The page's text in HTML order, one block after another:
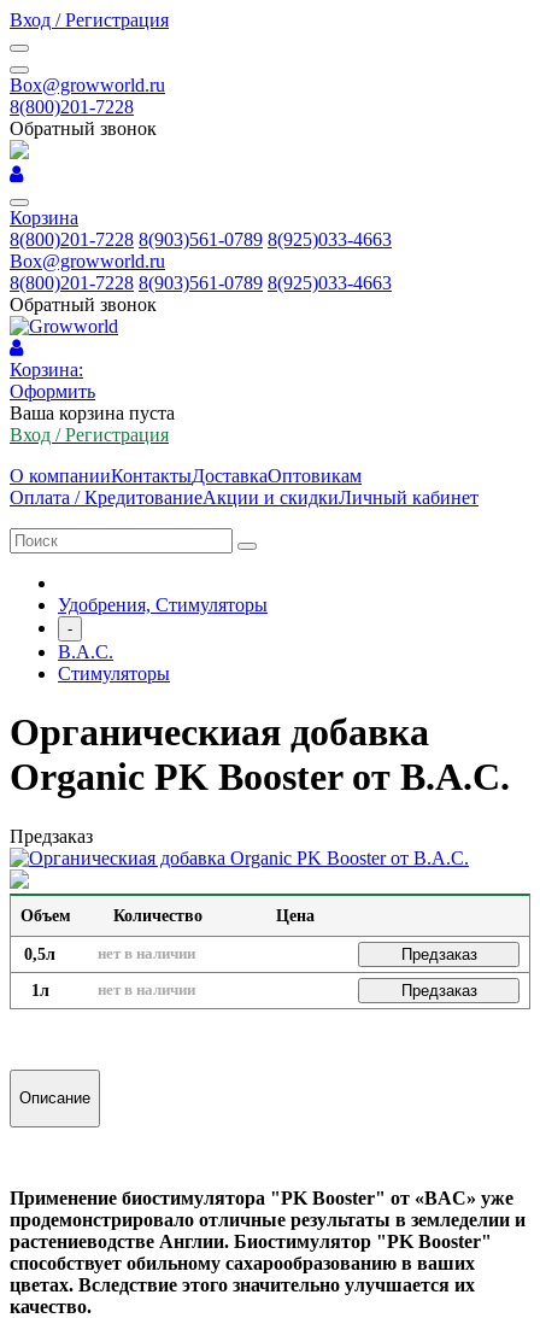
Вход / Регистрация
Box@growworld.ru
8(800)201-7228
Обратный звонок
Корзина
8(800)201-7228 8(903)561-0789 8(925)033-4663
Box@growworld.ru
8(800)201-7228 8(903)561-0789 8(925)033-4663
Обратный звонок
Корзина:
Оформить
Ваша корзина пуста
Вход / Регистрация
О компанииКонтактыДоставкаОптовикам
Оплата / КредитованиеАкции и скидкиЛичный кабинет
Удобрения, Стимуляторы
-
B.A.C.
Стимуляторы
Органическиая добавка
Organic PK Booster от B.A.C.
Предзаказ
Объем Количество
Цена
0,5л
нет в наличии Предзаказ
1л нет в наличии Предзаказ
Описание
Применение биостимулятора "PK Booster" от «BAC» уже
продемонстрировало отличные результаты в земледелии и
растениеводстве Англии. Биостимулятор "PK Booster"
способствует обильному сахарообразованию в ваших
цветах. Вследствие этого значительно улучшается их
качество.